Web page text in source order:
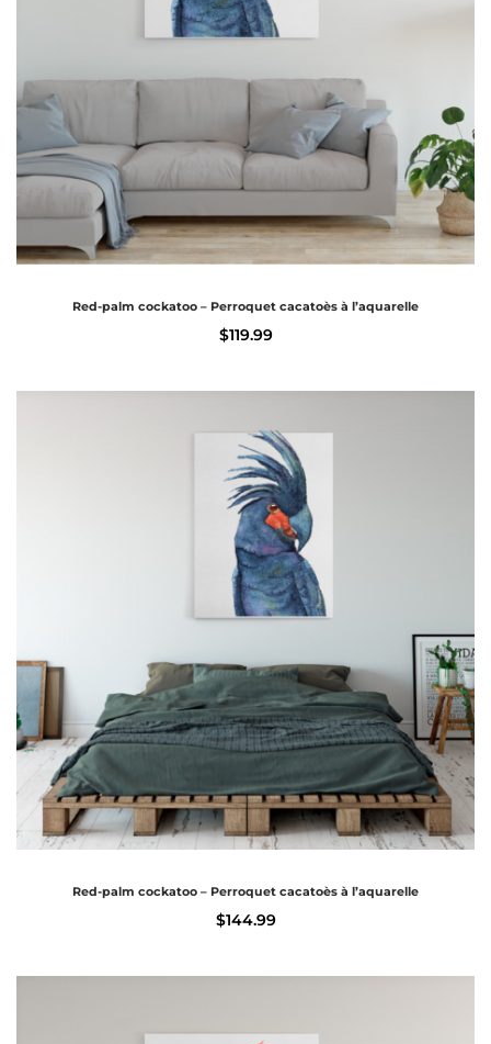
Red-palm cockatoo – Perroquet cacatoès à l’aquarelle
$119.99
Red-palm cockatoo – Perroquet cacatoès à l’aquarelle
$144.99